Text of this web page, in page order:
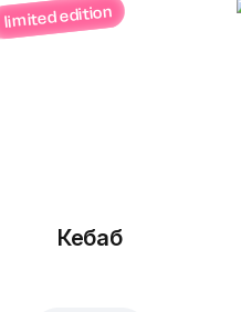
limited edition
Кебаб